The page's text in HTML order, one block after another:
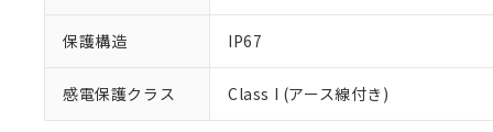
保護構造 IP67
感電保護クラス Class I (アース線付き)また、RoHS指令
混在することから